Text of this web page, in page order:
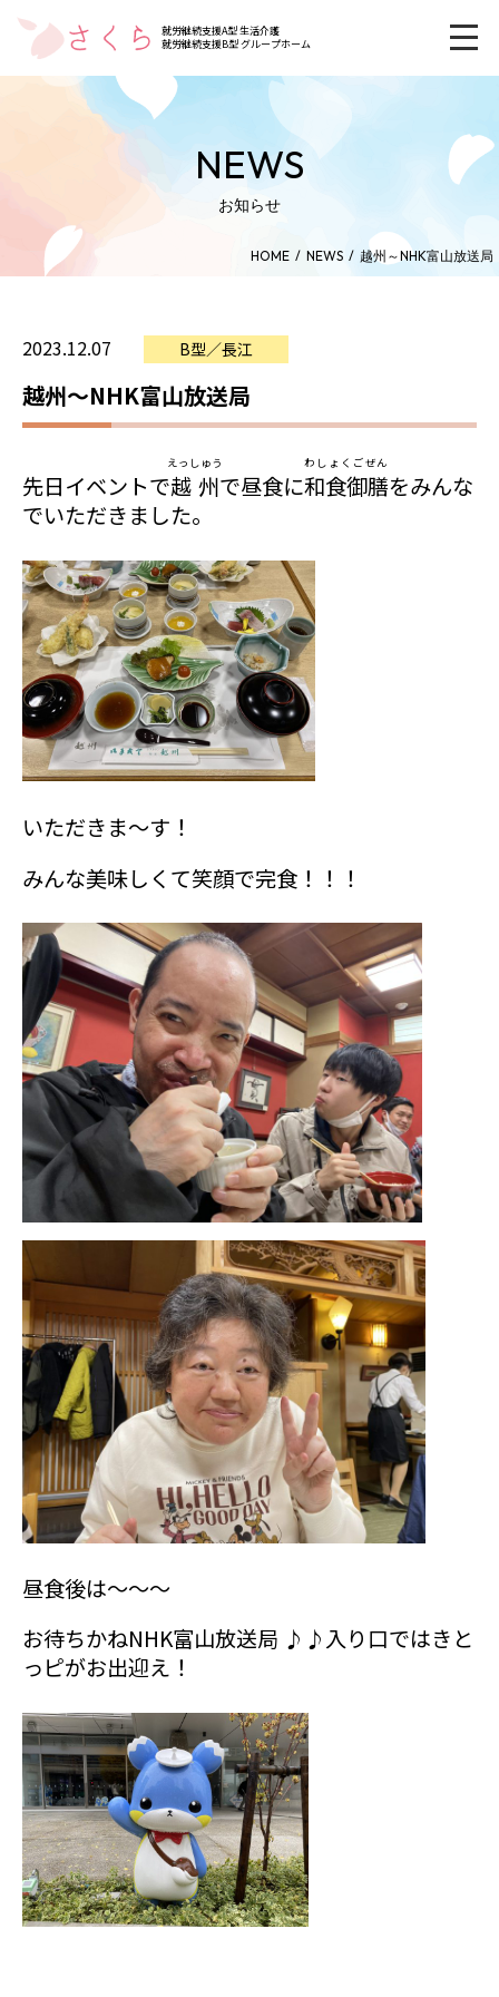
就労継続支援A型 生活介護
就労継続支援B型 グループホーム
NEWS
お知らせ
HOME NEWS 越州～NHK富山放送局
2023.12.07 B型／長江
越州～NHK富山放送局
先日イベントで越州
えっしゅう
で昼食に和食御膳
わしょくごぜん
をみんな
でいただきました。
いただきま～す！
みんな美味しくて笑顔で完食！！！
昼食後は～～～
お待ちかねNHK富山放送局 ♪♪入り口ではきと
っピがお出迎え！